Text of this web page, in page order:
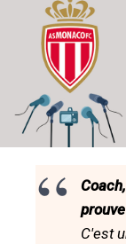
C'est